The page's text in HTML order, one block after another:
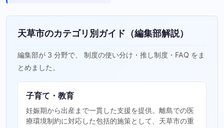
天草市のカテゴリ別ガイド（編集部解説）
編集部が 3 分野で、 制度の使い分け・推し制度・FAQ をま
とめました。
子育て・教育
妊娠期から出産まで一貫した支援を提供。離島での医
療環境制約に対応した包括的施策として、天草市の重